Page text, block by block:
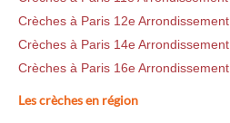
Crèches à Paris 12e Arrondissement
Crèches à Paris 14e Arrondissement
Crèches à Paris 16e Arrondissement
Les crèches en région